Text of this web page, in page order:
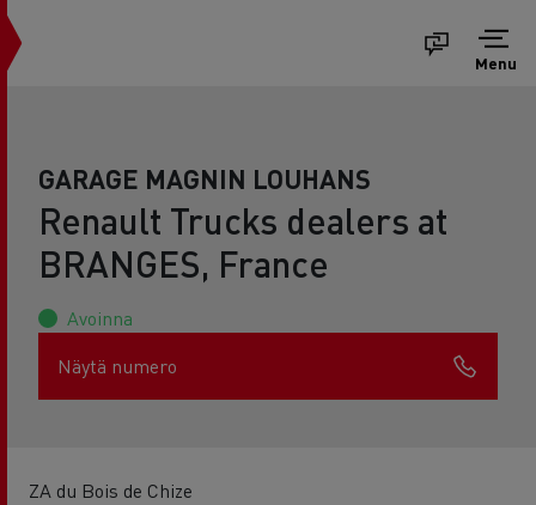
Menu
GARAGE MAGNIN LOUHANS
Renault Trucks dealers at
BRANGES, France
Avoinna
Näytä numero
ZA du Bois de Chize